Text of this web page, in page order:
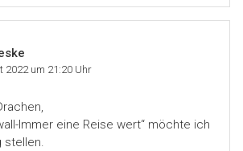
2022 um 21:20 Uhr
Immer eine Reise wert“ möchte ich
stellen.